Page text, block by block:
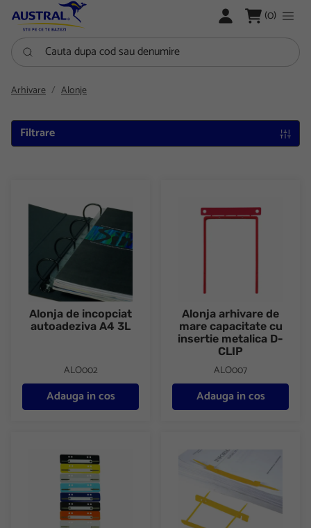
LOGARE (0)
Cauta dupa cod sau denumire
Arhivare Alonje
Filtrare
Alonja de incopciat autoadeziva A4 3L
Alonja de incopciat
autoadeziva A4 3L
ALO002
Adauga in cos
Alonja arhivare de
mare capacitate cu
insertie metalica D-
CLIP
ALO007
Adauga in cos
Alonja indosariere 25buc/set Alonja arhivare de mare